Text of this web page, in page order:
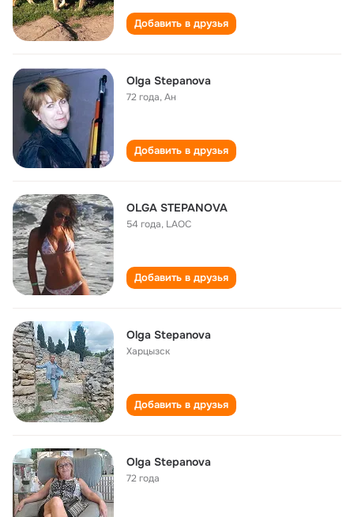
Добавить в друзья
Olga Stepanova
72 года,Ан
Добавить в друзья
OLGA STEPANOVA
54 года, LAOC
Добавить в друзья
Olga Stepanova
Харцызск
Добавить в друзья
Olga Stepanova
72 года